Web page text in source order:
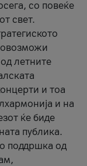
со повеќе
свет.
овозможи
летните
и тоа
и на
ќе биде
публика.
поддршка од